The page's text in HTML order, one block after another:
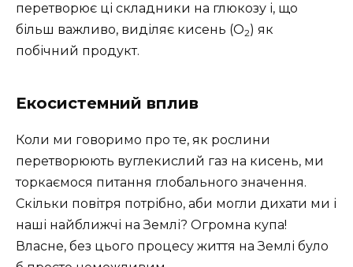
перетворює ці складники на глюкозу і, що
більш важливо, виділяє кисень (O2) як
побічний продукт.
Екосистемний вплив
Коли ми говоримо про те, як рослини
перетворюють вуглекислий газ на кисень, ми
торкаємося питання глобального значення.
Скільки повітря потрібно, аби могли дихати ми і
наші найближчі на Землі? Огромна купа!
Власне, без цього процесу життя на Землі було